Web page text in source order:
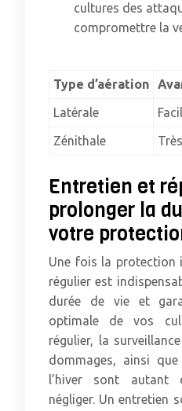
cultures des
compromettre la
Type d’aération
Latérale
Zénithale
Entretien et
prolonger la
votre
Une fois la protection
régulier est
durée de vie et
optimale de vos
régulier, la
dommages, ainsi
l’hiver sont autant
négliger. Un entretien